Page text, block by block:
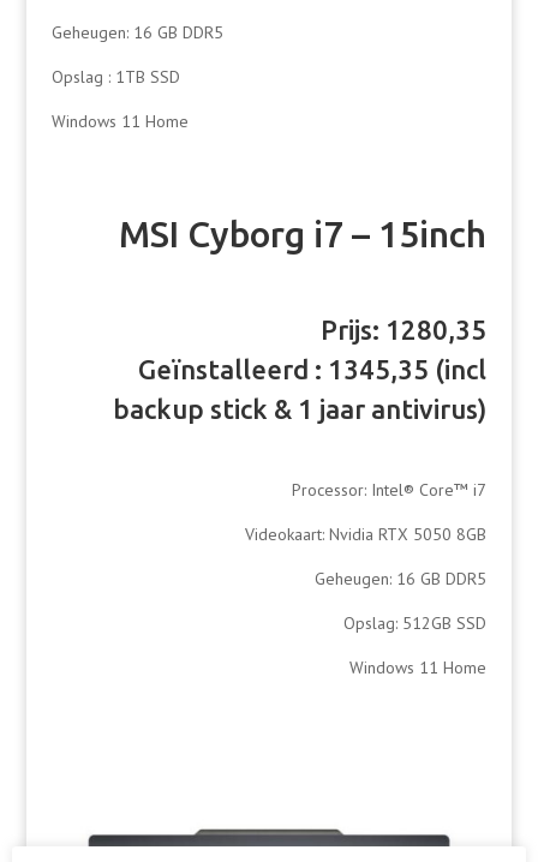
Geheugen: 16 GB DDR5
Opslag : 1TB SSD
Windows 11 Home
MSI Cyborg i7 – 15inch
Prijs: 1280,35
Geïnstalleerd : 1345,35 (incl
backup stick & 1 jaar antivirus)
Processor: Intel® Core™ i7
Videokaart: Nvidia RTX 5050 8GB
Geheugen: 16 GB DDR5
Opslag: 512GB SSD
Windows 11 Home